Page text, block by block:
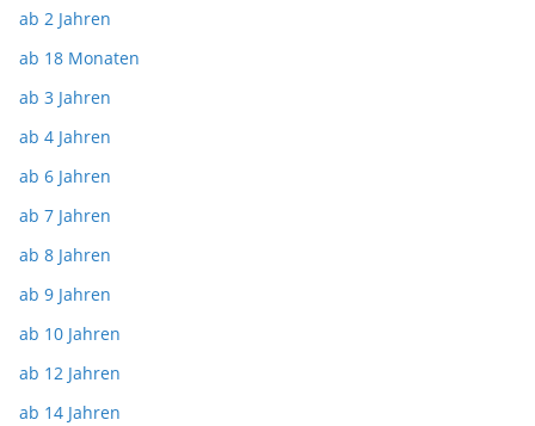
ab 2 Jahren
ab 18 Monaten
ab 3 Jahren
ab 4 Jahren
ab 6 Jahren
ab 7 Jahren
ab 8 Jahren
ab 9 Jahren
ab 10 Jahren
ab 12 Jahren
ab 14 Jahren